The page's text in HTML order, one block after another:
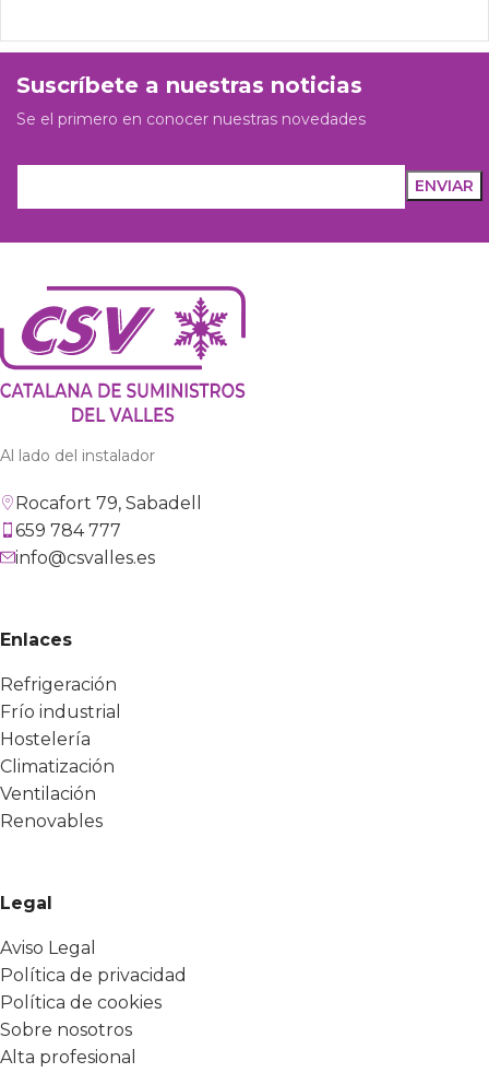
Suscríbete a nuestras noticias
Se el primero en conocer nuestras novedades
Al lado del instalador
Rocafort 79, Sabadell
659 784 777
info@csvalles.es
Enlaces
Refrigeración
Frío industrial
Hostelería
Climatización
Ventilación
Renovables
Legal
Aviso Legal
Política de privacidad
Política de cookies
Sobre nosotros
Alta profesional